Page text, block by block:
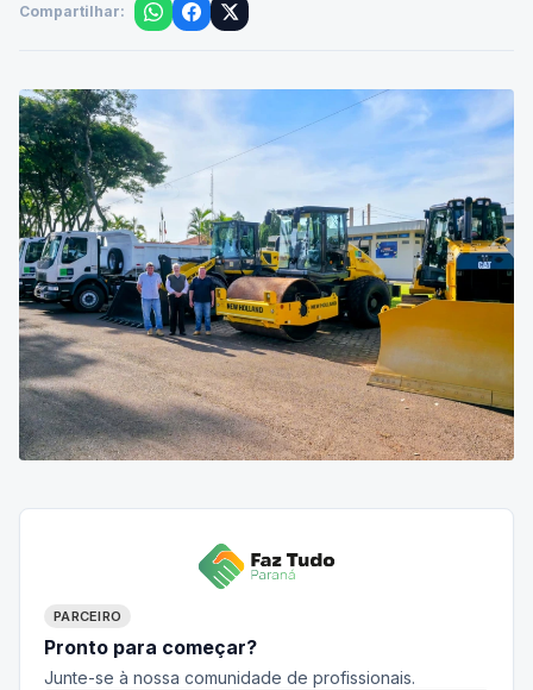
Compartilhar:
PARCEIRO
Pronto para começar?
Junte-se à nossa comunidade de profissionais.